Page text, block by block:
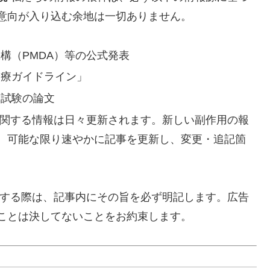
が入り込む余地は一切ありません。
（PMDA）等の公式発表
ガイドライン」
験の論文
する情報は日々更新されます。新しい副作用の報
能な限り速やかに記事を更新し、変更・追記箇
る際は、記事内にその旨を必ず明記します。広告
は決してないことをお約束します。